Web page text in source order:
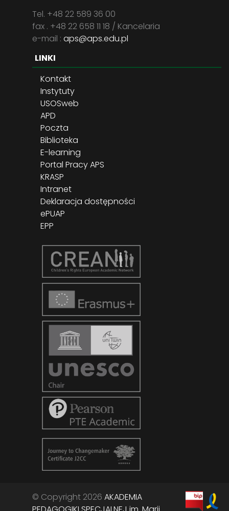
Tel. +48 22 589 36 00
fax . +48 22 658 11 18 / Kancelaria
e-mail : aps@aps.edu.pl
LINKI
Kontakt
Instytuty
USOSweb
APD
Poczta
Biblioteka
E-learning
Portal Pracy APS
KRASP
Intranet
Deklaracja dostępności
ePUAP
EPP
© Copyright 2026 AKADEMIA